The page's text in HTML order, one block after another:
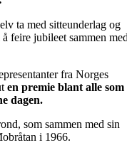
ta med sitteunderlag og
feire jubileet sammen
fra Norges
en premie blant alle som
dagen.
som sammen med sin
i 1966.